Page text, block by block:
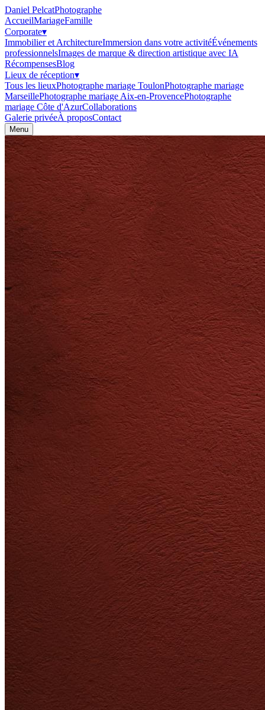
Daniel PelcatPhotographe
AccueilMariageFamille
Corporate▾
Immobilier et ArchitectureImmersion dans votre activitéÉvénements
professionnelsImages de marque & direction artistique avec IA
RécompensesBlog
Lieux de réception▾
Tous les lieuxPhotographe mariage ToulonPhotographe mariage
MarseillePhotographe mariage Aix-en-ProvencePhotographe
mariage Côte d'AzurCollaborations
Galerie privéeÀ proposContact
Menu